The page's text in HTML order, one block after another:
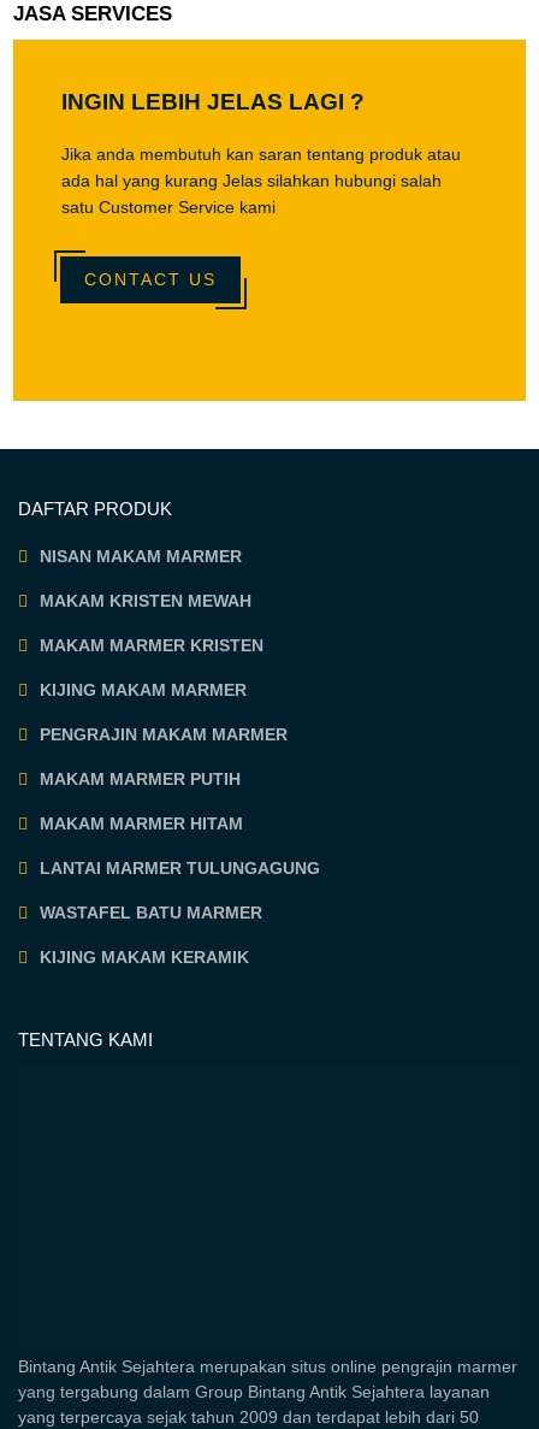
JASA SERVICES
INGIN LEBIH JELAS LAGI ?
Jika anda membutuh kan saran tentang produk atau
ada hal yang kurang Jelas silahkan hubungi salah
satu Customer Service kami
CONTACT US
DAFTAR PRODUK
NISAN MAKAM MARMER
MAKAM KRISTEN MEWAH
MAKAM MARMER KRISTEN
KIJING MAKAM MARMER
PENGRAJIN MAKAM MARMER
MAKAM MARMER PUTIH
MAKAM MARMER HITAM
LANTAI MARMER TULUNGAGUNG
WASTAFEL BATU MARMER
KIJING MAKAM KERAMIK
TENTANG KAMI
Bintang Antik Sejahtera merupakan situs online pengrajin marmer
yang tergabung dalam Group Bintang Antik Sejahtera layanan
yang terpercaya sejak tahun 2009 dan terdapat lebih dari 50